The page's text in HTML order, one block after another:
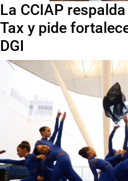
La CCIAP
Tax y pide
DGI